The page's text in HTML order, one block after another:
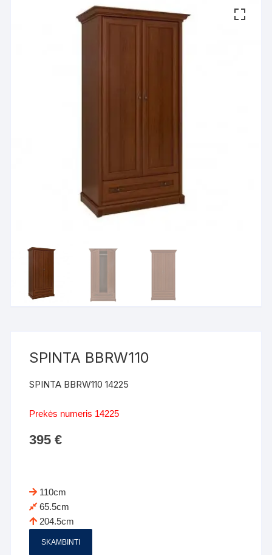
SPINTA BBRW110
SPINTA BBRW110 14225
Prekės numeris 14225
395€
110cm
65.5cm
204.5cm
SKAMBINTI